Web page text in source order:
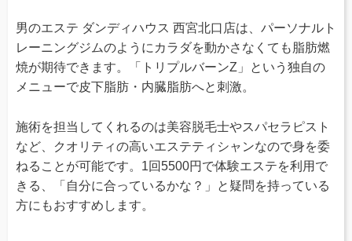
男のエステ ダンディハウス 西宮北口店は、パーソナルト
レーニングジムのようにカラダを動かさなくても脂肪燃
焼が期待できます。「トリプルバーンZ」という独自の
メニューで皮下脂肪・内臓脂肪へと刺激。
施術を担当してくれるのは美容脱毛士やスパセラピスト
など、クオリティの高いエステティシャンなので身を委
ねることが可能です。1回5500円で体験エステを利用で
きる、「自分に合っているかな？」と疑問を持っている
方にもおすすめします。